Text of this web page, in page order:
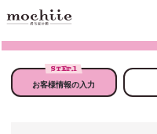
STEP.1
お客様情報の入力